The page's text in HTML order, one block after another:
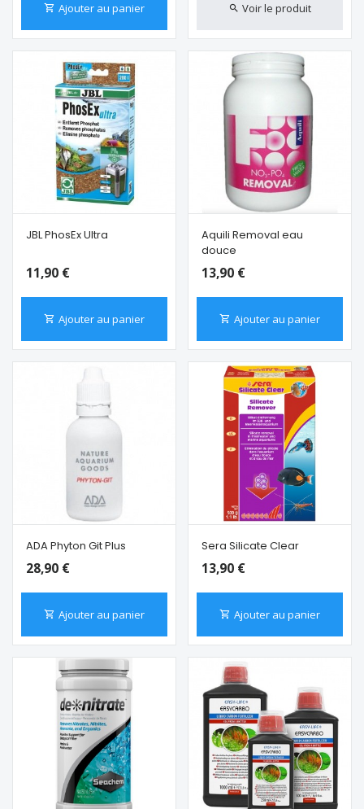
Ajouter au panier Voir le produit
JBL PhosEx Ultra
11,90 €
Ajouter au panier
Aquili Removal eau
douce
13,90 €
Ajouter au panier
ADA Phyton Git Plus
28,90 €
Ajouter au panier
Sera Silicate Clear
13,90 €
Ajouter au panier